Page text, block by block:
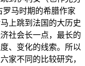
罗马时期的希腊作家
上跳到法国的大历史
社会长一点，最长的
、变化的线索。所以
家不同的比较研究，